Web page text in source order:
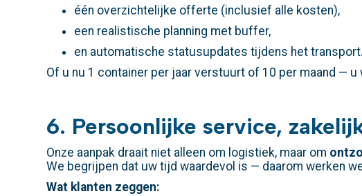
één overzichtelijke offerte (inclusief alle kosten),
een realistische planning met buffer,
en automatische statusupdates tijdens het transport.
Of u nu 1 container per jaar verstuurt of 10 per maand — u
6. Persoonlijke service,
Onze aanpak draait niet alleen om logistiek, maar om
We begrijpen dat uw tijd waardevol is — daarom werken
Wat klanten zeggen: